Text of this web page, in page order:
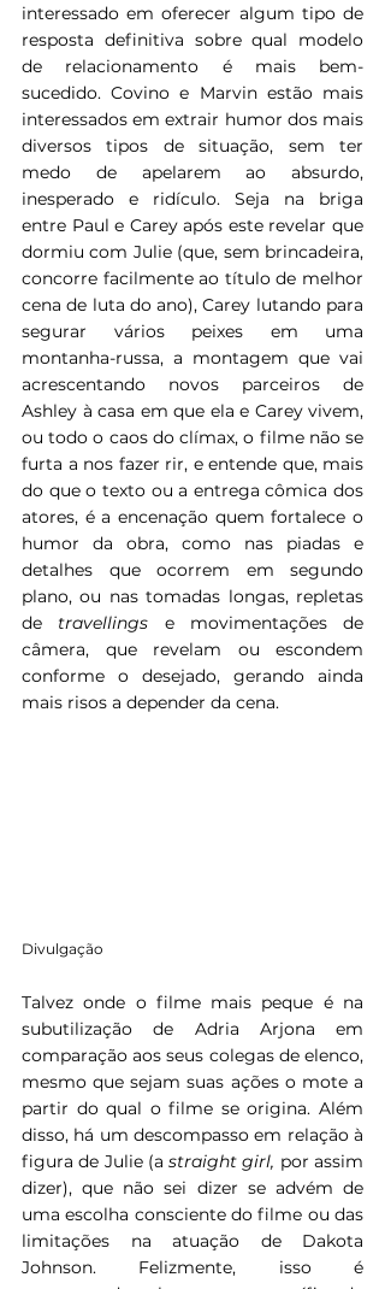
interessado em oferecer algum tipo de
resposta definitiva sobre qual modelo
de relacionamento é mais bem-
sucedido. Covino e Marvin estão mais
interessados em extrair humor dos mais
diversos tipos de situação, sem ter
medo de apelarem ao absurdo,
inesperado e ridículo. Seja na briga
entre Paul e Carey após este revelar que
dormiu com Julie (que, sem brincadeira,
concorre facilmente ao título de melhor
cena de luta do ano), Carey lutando para
segurar vários peixes em uma
montanha-russa, a montagem que vai
acrescentando novos parceiros de
Ashley à casa em que ela e Carey vivem,
ou todo o caos do clímax, o filme não se
furta a nos fazer rir, e entende que, mais
do que o texto ou a entrega cômica dos
atores, é a encenação quem fortalece o
humor da obra, como nas piadas e
detalhes que ocorrem em segundo
plano, ou nas tomadas longas, repletas
de travellings e movimentações de
câmera, que revelam ou escondem
conforme o desejado, gerando ainda
mais risos a depender da cena.
Divulgação
Talvez onde o filme mais peque é na
subutilização de Adria Arjona em
comparação aos seus colegas de elenco,
mesmo que sejam suas ações o mote a
partir do qual o filme se origina. Além
disso, há um descompasso em relação à
figura de Julie (a straight girl, por assim
dizer), que não sei dizer se advém de
uma escolha consciente do filme ou das
limitações na atuação de Dakota
Johnson. Felizmente, isso é